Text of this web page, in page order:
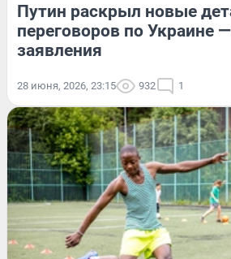
Путин раскрыл новые
переговоров по Украине
заявления
28 июня, 2026, 23:15 932 1